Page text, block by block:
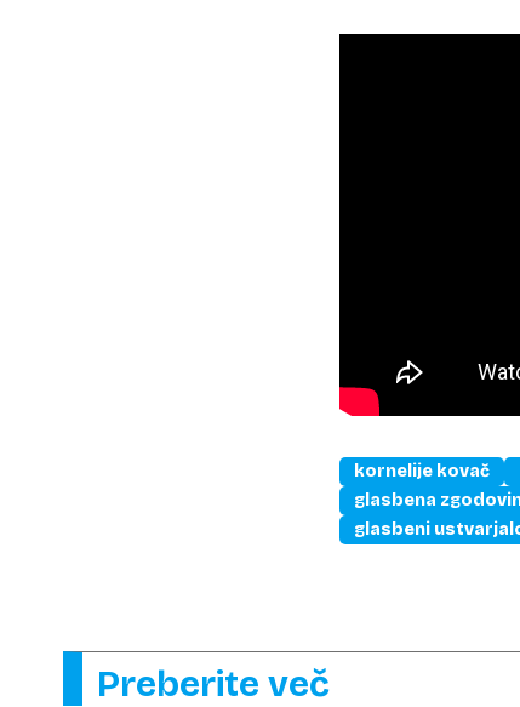
kornelije kovač
glasbena
glasbeni
Preberite več